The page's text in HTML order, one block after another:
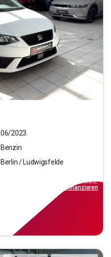
06/2023
Benzin
Berlin / Ludwigsfelde
inkl.MwSt.
finanzieren